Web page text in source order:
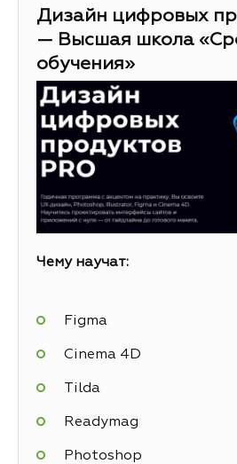
Дизайн цифровых
— Высшая школа
обучения»
Чему научат:
Figma
Cinema 4D
Tilda
Readymag
Photoshop